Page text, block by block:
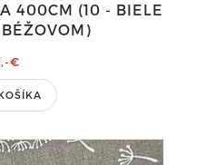
400CM (10 - BIELE
€